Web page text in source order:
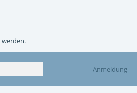
werden.
Anmeldung